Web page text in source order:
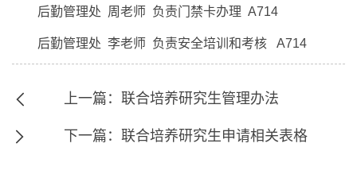
后勤管理处 周老师 负责门禁卡办理 A714
后勤管理处 李老师 负责安全培训和考核 A714
上一篇：联合培养研究生管理办法
下一篇：联合培养研究生申请相关表格